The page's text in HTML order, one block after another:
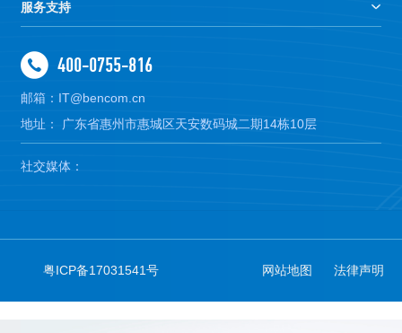
服务支持
400-0755-816
邮箱：IT@bencom.cn
地址： 广东省惠州市惠城区天安数码城二期14栋10层
社交媒体：
粤ICP备17031541号 网站地图 法律声明